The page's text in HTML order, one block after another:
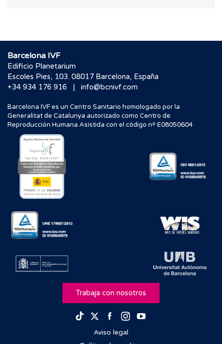
Barcelona IVF
Edificio Planetarium
Escoles Pies, 103. 08017 Barcelona, España
+34 934 176 916
| info@bcnivf.com
Barcelona IVF es un Centro Sanitario homologado por la
Generalitat de Catalunya autorizado como Centro de
Reproducción Humana Asistida con el código nº E08050604
Trabaja con nosotros
TikTokTwitterFacebook
Instagram
Aviso legal